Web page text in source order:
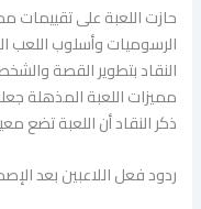
حازت اللعبة على تقييمات
الرسوميات وأسلوب اللعب
ذكر النقاد أن اللعبة تضع
ردود فعل اللاعبين بعد